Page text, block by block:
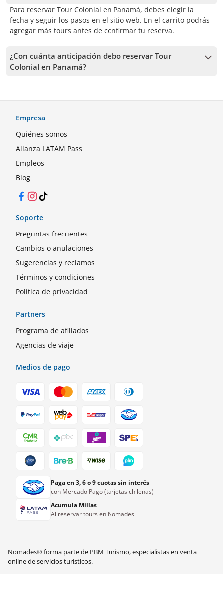
Para reservar Tour Colonial en Panamá, debes elegir la
fecha y seguir los pasos en el sitio web. En el carrito podrás
agregar más tours antes de confirmar tu reserva.
¿Con cuánta anticipación debo reservar Tour
Colonial en Panamá?
mayor anticipación posible para asegurar los cupos.
US$31.00 Ver disponibilidad
Empresa
Quiénes somos
Alianza LATAM Pass
Empleos
Blog
Facebook
Instagram
TikTok
Soporte
Preguntas frecuentes
Cambios o anulaciones
Sugerencias y reclamos
Términos y condiciones
Política de privacidad
Partners
Programa de afiliados
Agencias de viaje
Medios de pago
Paga en 3, 6 o 9 cuotas sin interés
con Mercado Pago (tarjetas chilenas)
Acumula Millas
Al reservar tours en Nomades
Nomades® forma parte de PBM Turismo, especialistas en venta
online de servicios turísticos.